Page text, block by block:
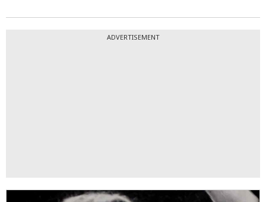
ADVERTISEMENT